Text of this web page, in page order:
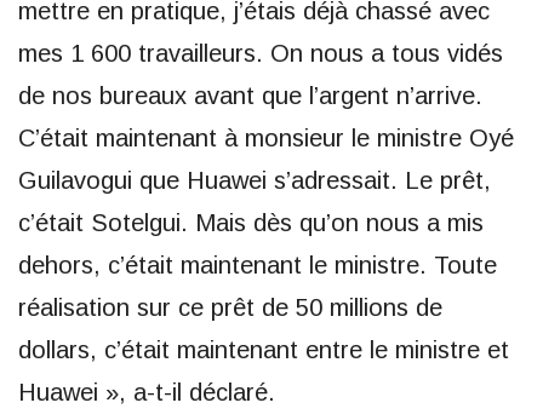
mettre en pratique, j’étais déjà chassé avec
mes 1 600 travailleurs. On nous a tous vidés
de nos bureaux avant que l’argent n’arrive.
C’était maintenant à monsieur le ministre Oyé
Guilavogui que Huawei s’adressait. Le prêt,
c’était Sotelgui. Mais dès qu’on nous a mis
dehors, c’était maintenant le ministre. Toute
réalisation sur ce prêt de 50 millions de
dollars, c’était maintenant entre le ministre et
Huawei », a-t-il déclaré.